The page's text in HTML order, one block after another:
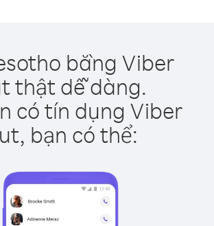
bằng Viber
thật dễ dàng.
có tín dụng Viber
bạn có thể: